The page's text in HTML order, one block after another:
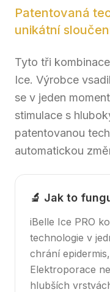
Patentovaná
unikátní
Tyto tři
Ice. Výrobce
se v jeden
stimulace s
patentovanou
automatickou
🔬 Jak to
iBelle Ice PRO
technologie v
chrání
Elektroporace
hlubších